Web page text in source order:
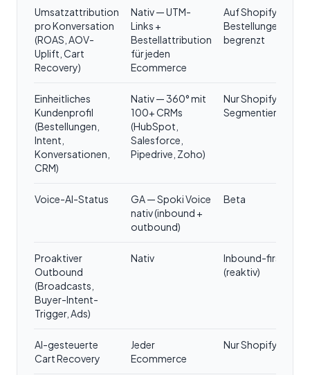
Umsatzattribution
pro Konversation
(ROAS, AOV-
Uplift, Cart
Recovery)
Nativ — UTM-
Links +
Bestellattribution
für jeden
Ecommerce
Auf Shopify-
Bestellungen
begrenzt
Einheitliches
Kundenprofil
(Bestellungen,
Intent,
Konversationen,
CRM)
Nativ — 360° mit
100+ CRMs
(HubSpot,
Salesforce,
Pipedrive, Zoho)
Nur Shopify-
Segmentierung
Voice-AI-Status
GA — Spoki Voice
nativ (inbound +
outbound)
Beta
Proaktiver
Outbound
(Broadcasts,
Buyer-Intent-
Trigger, Ads)
Nativ
Inbound-first
(reaktiv)
AI-gesteuerte
Cart Recovery
Jeder
Ecommerce
Nur Shopify